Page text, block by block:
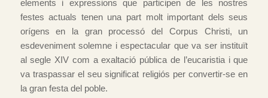
elements i expressions que participen de les nostres
festes actuals tenen una part molt important dels seus
orígens en la gran processó del Corpus Christi, un
esdeveniment solemne i espectacular que va ser instituït
al segle XIV com a exaltació pública de l’eucaristia i que
va traspassar el seu significat religiós per convertir-se en
la gran festa del poble.